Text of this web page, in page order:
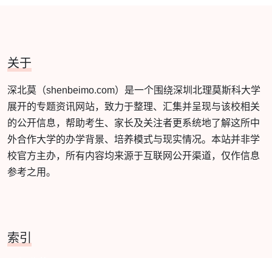
关于
深北莫（shenbeimo.com）是一个围绕深圳北理莫斯科大学
展开的专题资讯网站，致力于整理、汇集并呈现与该校相关
的公开信息，帮助考生、家长及关注者更系统地了解这所中
外合作大学的办学背景、培养模式与现实情况。本站并非学
校官方主办，所有内容均来源于互联网公开渠道，仅作信息
参考之用。
索引